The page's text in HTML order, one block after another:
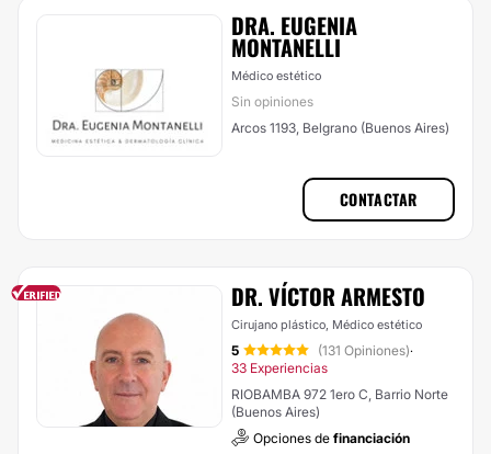
DRA. EUGENIA
MONTANELLI
Médico estético
Sin opiniones
Arcos 1193, Belgrano (Buenos Aires)
CONTACTAR
DR. VÍCTOR ARMESTO
Cirujano plástico, Médico estético
5 (131 Opiniones)·
33 Experiencias
RIOBAMBA 972 1ero C, Barrio Norte
(Buenos Aires)
Opciones de financiación